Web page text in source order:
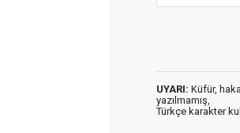
UYARI: Küfür,
yazılmamış,
Türkçe karakter